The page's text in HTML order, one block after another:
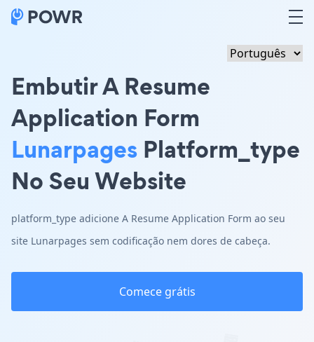
Embutir A Resume
Application Form
Lunarpages Platform_type
No Seu Website
platform_type adicione A Resume Application Form ao seu
site Lunarpages sem codificação nem dores de cabeça.
Comece grátis